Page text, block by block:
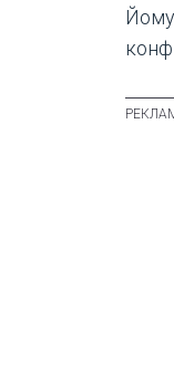
Йому